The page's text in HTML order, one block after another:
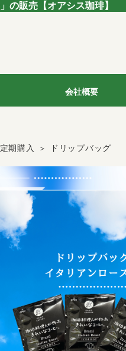
の販売 【オアシス珈琲】
会社概要
定期購入 ドリップバッグ